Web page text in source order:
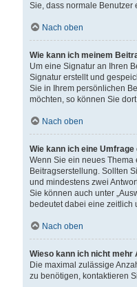
Sie, dass normale Benutzer
Nach oben
Wie kann ich meinem
Um eine Signatur an Ihren
Signatur erstellt und
Sie in Ihrem persönlichen
möchten, so können Sie
Nach oben
Wie kann ich eine
Wenn Sie ein neues Thema
Beitragserstellung. Sollten
und mindestens zwei
Sie können auch unter
bedeutet dabei eine zeitlich
Nach oben
Wieso kann ich nicht
Die maximal zulässige
zu benötigen, kontaktieren